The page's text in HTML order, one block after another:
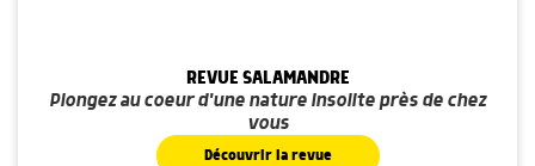
REVUE SALAMANDRE
Plongez au coeur d'une nature insolite près de chez
vous
Découvrir la revue